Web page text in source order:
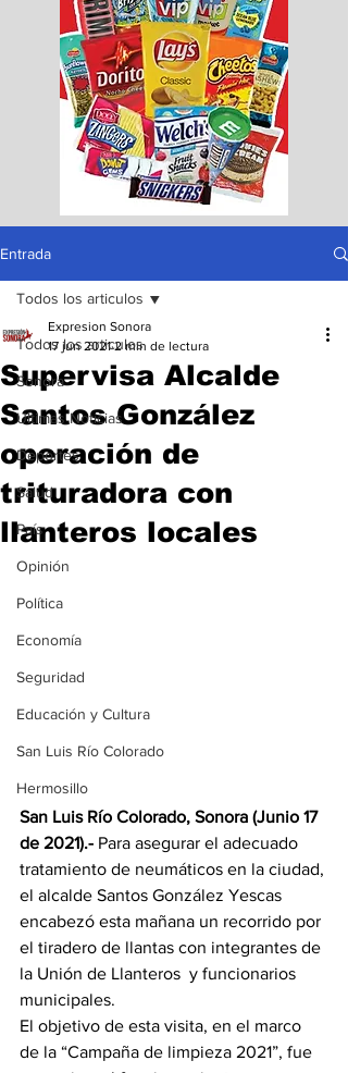
Entrada
Todos los articulos
Sonora
Ultimas Noticias
Deportes
Salud
País
Opinión
Política
Economía
Seguridad
Educación y Cultura
San Luis Río Colorado
Hermosillo
Todos los articulos
Supervisa Alcalde
Santos González
operación de
trituradora con
llanteros locales
Expresion Sonora
17 jun 2021 2 min de lectura
San Luis Río Colorado, Sonora (Junio 17
de 2021).- Para asegurar el adecuado
tratamiento de neumáticos en la ciudad,
el alcalde Santos González Yescas
encabezó esta mañana un recorrido por
el tiradero de llantas con integrantes de
la Unión de Llanteros  y funcionarios
municipales.
El objetivo de esta visita, en el marco
de la “Campaña de limpieza 2021”, fue